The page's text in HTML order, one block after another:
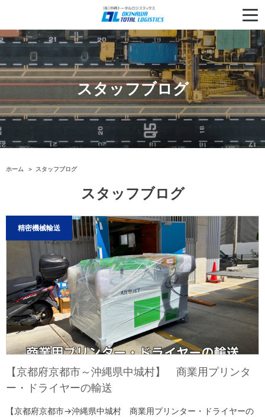
スタッフブログ
ホーム スタッフブログ
スタッフブログ
精密機械輸送
【京都府京都市～沖縄県中城村】 商業用プリンタ
ー・ドライヤーの輸送
【京都府京都市→沖縄県中城村 商業用プリンター・ドライヤーの